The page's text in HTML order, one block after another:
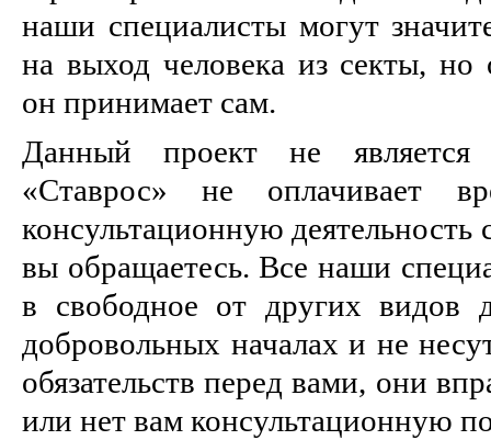
наши специалисты могут
на выход человека из секты, но
он принимает сам.
Данный проект не является
«Ставрос» не оплачивает
консультационную деятельность
вы обращаетесь. Все наши
в свободное от других видов
добровольных началах и не
обязательств перед вами, они
или нет вам консультационную